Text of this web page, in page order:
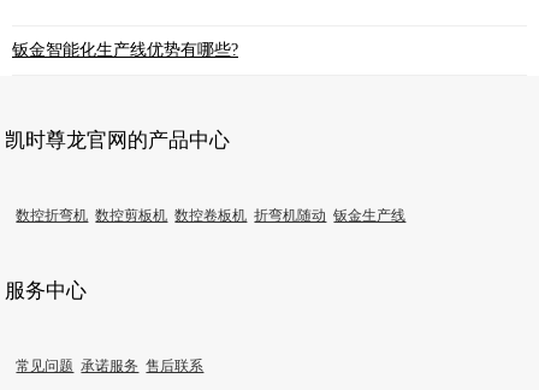
钣金智能化生产线优势有哪些?
凯时尊龙官网的产品中心
数控折弯机 数控剪板机 数控卷板机 折弯机随动 钣金生产线
服务中心
常见问题 承诺服务 售后联系